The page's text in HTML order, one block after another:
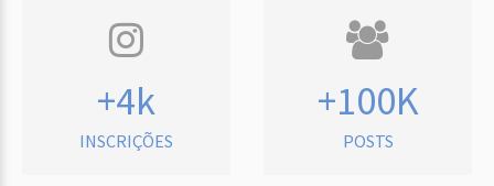
+4k
INSCRIÇÕES
+100K
POSTS